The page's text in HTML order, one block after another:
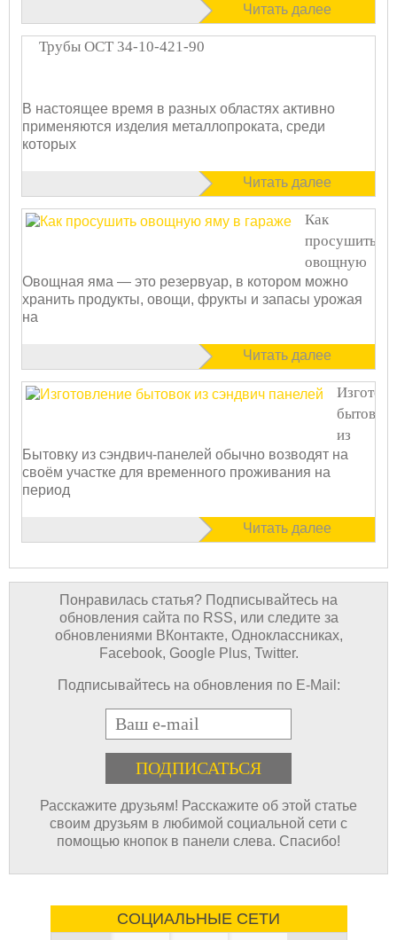
Читать далее
Трубы ОСТ 34-10-421-90
В настоящее время в разных областях активно
применяются изделия металлопроката, среди
которых
Читать далее
Как
просушить
овощную
яму в
гараже?
Овощная яма — это резервуар, в котором можно
хранить продукты, овощи, фрукты и запасы урожая
на
Читать далее
бытовок
из
сэндвич
Бытовку из сэндвич-панелей обычно возводят на
своём участке для временного проживания на
период
Читать далее
Понравилась статья? Подписывайтесь на
обновления сайта по RSS, или следите за
обновлениями ВКонтакте, Одноклассниках,
Facebook, Google Plus, Twitter.
Подписывайтесь на обновления по E-Mail:
E-mail
Расскажите друзьям! Расскажите об этой статье
своим друзьям в любимой социальной сети с
помощью кнопок в панели слева. Спасибо!
СОЦИАЛЬНЫЕ СЕТИ